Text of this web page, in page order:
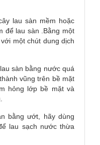
lau sàn mềm hoặc
để lau sàn .Bằng một
một chút dung dịch
sàn bằng nước quá
vũng trên bề mặt
hỏng lớp bề mặt và
bằng ướt, hãy dùng
lau sạch nước thừa